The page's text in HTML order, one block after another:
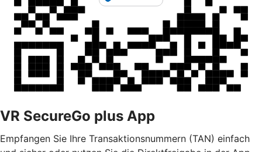
VR SecureGo plus App
Empfangen Sie Ihre Transaktionsnummern (TAN) einfach